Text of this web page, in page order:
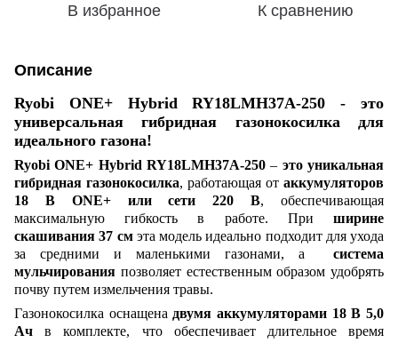
В избранное К сравнению
Описание
Ryobi ONE+ Hybrid RY18LMH37A-250 - это
универсальная гибридная газонокосилка для
идеального газона!
Ryobi ONE+ Hybrid RY18LMH37A-250 – это уникальная
гибридная газонокосилка, работающая от аккумуляторов
18 В ONE+ или сети 220 В, обеспечивающая
максимальную гибкость в работе. При ширине
скашивания 37 смэта модель идеально подходит для ухода
за средними и маленькими газонами, а система
мульчирования позволяет естественным образом удобрять
почву путем измельчения травы.
Газонокосилка оснащена двумя аккумуляторами 18 В 5,0
Ач в комплекте, что обеспечивает длительное время